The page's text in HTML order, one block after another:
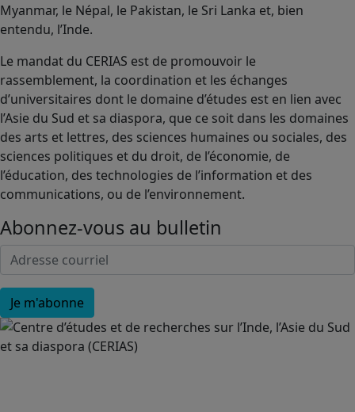
Myanmar, le Népal, le Pakistan, le Sri Lanka et, bien
entendu, l’Inde.
Le mandat du CERIAS est de promouvoir le
rassemblement, la coordination et les échanges
d’universitaires dont le domaine d’études est en lien avec
l’Asie du Sud et sa diaspora, que ce soit dans les domaines
des arts et lettres, des sciences humaines ou sociales, des
sciences politiques et du droit, de l’économie, de
l’éducation, des technologies de l’information et des
communications, ou de l’environnement.
Abonnez-vous au bulletin